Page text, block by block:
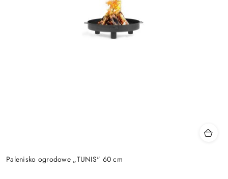
Palenisko ogrodowe „TUNIS" 60 cm